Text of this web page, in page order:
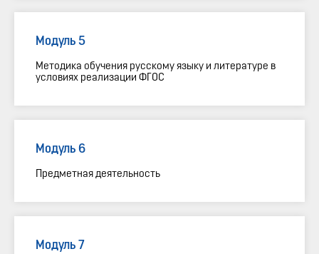
Модуль 5
Методика обучения русскому языку и литературе в
условиях реализации ФГОС
Модуль 6
Предметная деятельность
Модуль 7